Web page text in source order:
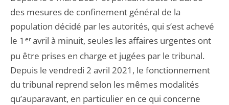
des mesures de confinement général de la
population décidé par les autorités, qui s’est achevé
le 1 eravril à minuit, seules les affaires urgentes ont
pu être prises en charge et jugées par le tribunal.
Depuis le vendredi 2 avril 2021, le fonctionnement
du tribunal reprend selon les mêmes modalités
qu’auparavant, en particulier en ce qui concerne